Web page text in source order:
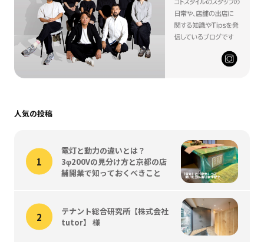
人気の投稿
電灯と動力の違いとは？
3φ200Vの見分け方と京都の店
舗開業で知っておくべきこと
テナント総合研究所【株式会社
tutor】 様